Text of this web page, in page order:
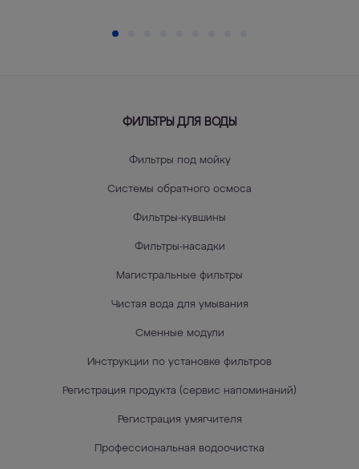
ФИЛЬТРЫ ДЛЯ ВОДЫ
Фильтры под мойку
Системы обратного осмоса
Фильтры-кувшины
Фильтры-насадки
Магистральные фильтры
Чистая вода для умывания
Сменные модули
Инструкции по установке фильтров
Регистрация продукта (сервис напоминаний)
Регистрация умягчителя
Профессиональная водоочистка